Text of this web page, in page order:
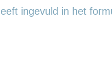
ingevuld in het